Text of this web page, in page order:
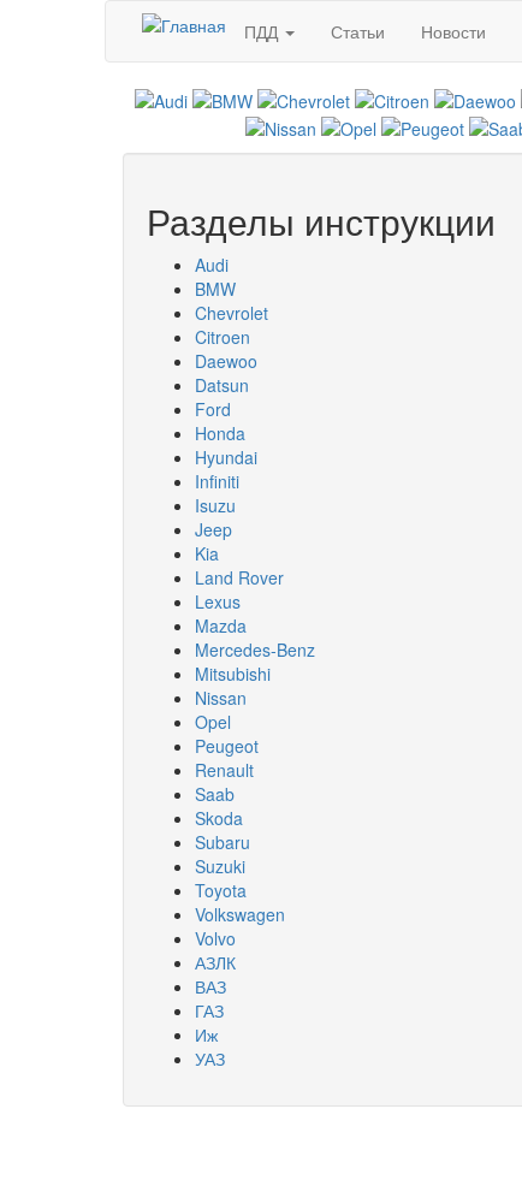
Перейти к основному содержанию
ПДД
Статьи Новости
Разделы инструкции
Audi
BMW
Chevrolet
Citroen
Daewoo
Datsun
Ford
Honda
Hyundai
Infiniti
Isuzu
Jeep
Kia
Land Rover
Lexus
Mazda
Mercedes-Benz
Mitsubishi
Nissan
Opel
Peugeot
Renault
Saab
Skoda
Subaru
Suzuki
Toyota
Volkswagen
Volvo
АЗЛК
ВАЗ
ГАЗ
Иж
УАЗ